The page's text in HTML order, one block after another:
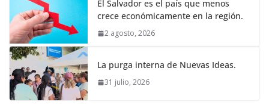
El Salvador es el país que menos
crece económicamente en la región.
2 agosto, 2026
La purga interna de Nuevas Ideas.
31 julio, 2026